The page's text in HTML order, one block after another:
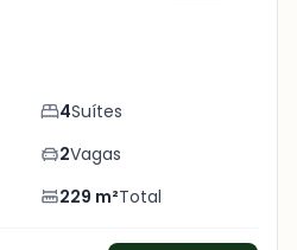
4Suítes
2Vagas
229 m²Total